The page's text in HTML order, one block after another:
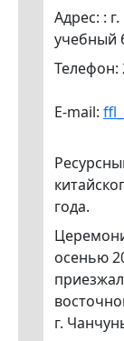
Адрес: :
учебный
Телефон:
E-mail:
года.
осенью
г.